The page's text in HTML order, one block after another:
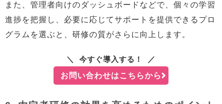
また、管理者向けのダッシュボードなどで、個々の学習
進捗を把握し、必要に応じてサポートを提供できるプロ
グラムを選ぶと、研修の質がさらに向上します。
今すぐ導入する！
お問い合わせはこちらから